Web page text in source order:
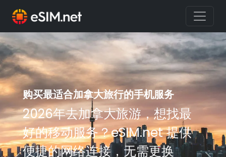
购买最适合加拿大旅行的手机服务
2026年去加拿大旅游，想找最
好的移动服务？eSIM.net 提供
便捷的网络连接，无需更换
购买最适合加拿大旅行的手机服务
2026年去加拿大旅游，想找最
好的移动服务？eSIM.net 提供
便捷的网络连接，无需更换